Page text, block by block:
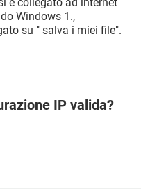
Windows 1.,
su " salva i miei file".
IP valida?